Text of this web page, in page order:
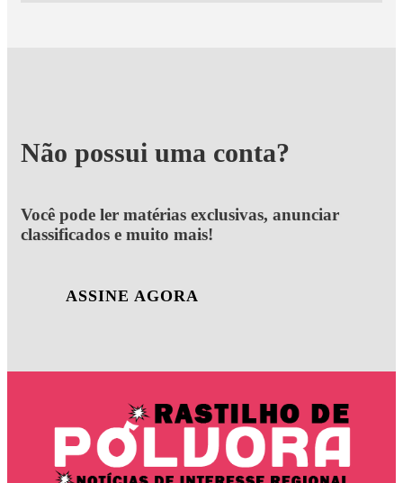
Não possui uma conta?
Você pode ler matérias exclusivas, anunciar
classificados e muito mais!
ASSINE AGORA